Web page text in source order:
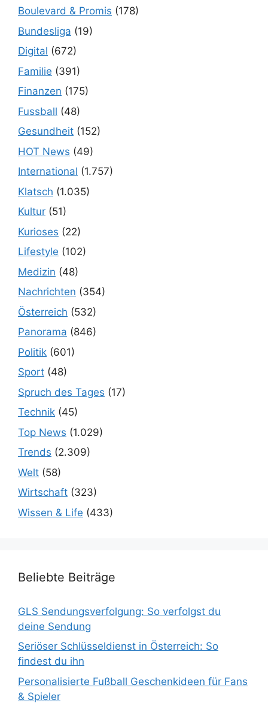
Boulevard & Promis (178)
Bundesliga (19)
Digital (672)
Familie (391)
Finanzen (175)
Fussball (48)
Gesundheit (152)
HOT News (49)
International (1.757)
Klatsch (1.035)
Kultur (51)
Kurioses (22)
Lifestyle (102)
Medizin (48)
Nachrichten (354)
Österreich (532)
Panorama (846)
Politik (601)
Sport (48)
Spruch des Tages (17)
Technik (45)
Top News (1.029)
Trends (2.309)
Welt (58)
Wirtschaft (323)
Wissen & Life (433)
Beliebte Beiträge
GLS Sendungsverfolgung: So verfolgst du
deine Sendung
Seriöser Schlüsseldienst in Österreich: So
findest du ihn
Personalisierte Fußball Geschenkideen für Fans
& Spieler